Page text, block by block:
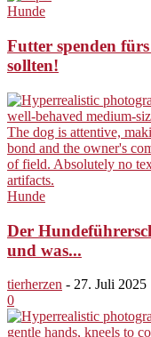
Hunde
Futter spenden
sollten!
Hunde
Der
und was...
tierherzen - 27. Juli 2025
0